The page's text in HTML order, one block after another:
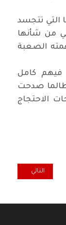
التي تتجسد
من شأنها
الصعبة
فيهم كامل
طالما صدحت
الاحتجاج
المقال التالي:
التالي